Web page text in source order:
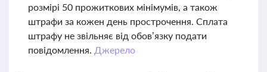
розмірі 50 прожиткових мінімумів, а також
штрафи за кожен день прострочення. Сплата
штрафу не звільняє від обов’язку подати
повідомлення. Джерело